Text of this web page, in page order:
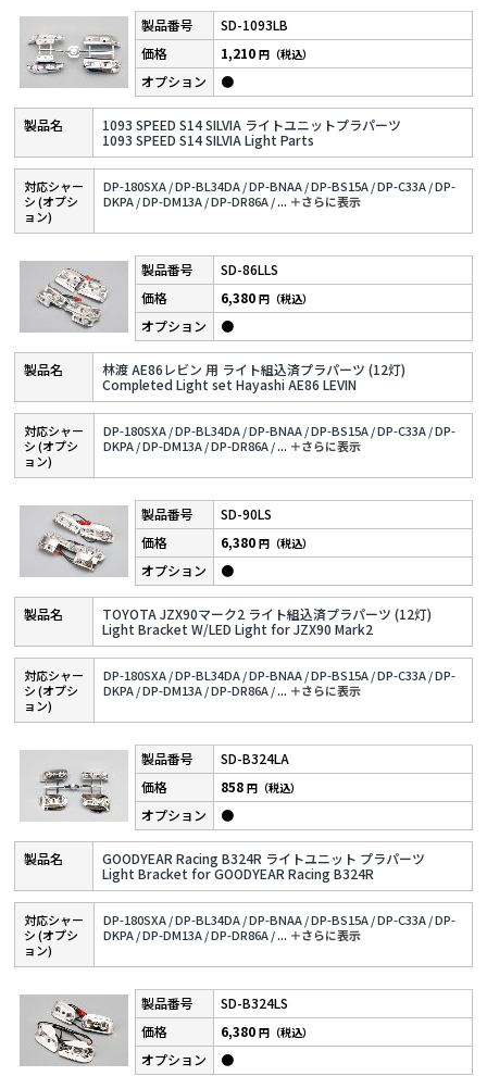
SD-1093LB
1093 SPEED S14 SILVIA ライトユニットプラパーツ
1093 SPEED S14 SILVIA Light Parts
1,210円（税込）
●
対応シャー
シ (オプシ
ョン)
DP-180SXA /DP-BL34DA /DP-BNAA /DP-BS15A /DP-C33A /DP-
DKPA /DP-DM13A /DP-DR86A /... ＋さらに表⽰
SD-86LLS
林渡 AE86レビン 用 ライト組込済プラパーツ (12灯)
Completed Light set Hayashi AE86 LEVIN
6,380円（税込）
●
対応シャー
シ (オプシ
ョン)
DP-180SXA /DP-BL34DA /DP-BNAA /DP-BS15A /DP-C33A /DP-
DKPA /DP-DM13A /DP-DR86A /... ＋さらに表⽰
SD-90LS
TOYOTA JZX90マーク2 ライト組込済プラパーツ (12灯)
Light Bracket W/LED Light for JZX90 Mark2
6,380円（税込）
●
対応シャー
シ (オプシ
ョン)
DP-180SXA /DP-BL34DA /DP-BNAA /DP-BS15A /DP-C33A /DP-
DKPA /DP-DM13A /DP-DR86A /... ＋さらに表⽰
SD-B324LA
GOODYEAR Racing B324R ライトユニット プラパーツ
Light Bracket for GOODYEAR Racing B324R
858円（税込）
●
対応シャー
シ (オプシ
ョン)
DP-180SXA /DP-BL34DA /DP-BNAA /DP-BS15A /DP-C33A /DP-
DKPA /DP-DM13A /DP-DR86A /... ＋さらに表⽰
SD-B324LS
6,380円（税込）
●